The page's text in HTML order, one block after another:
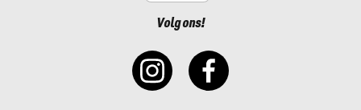
Volg ons!